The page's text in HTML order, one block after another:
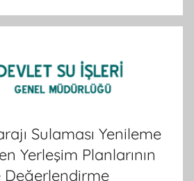
Sulaması Yenileme
Yerleşim Planlarının
Değerlendirme